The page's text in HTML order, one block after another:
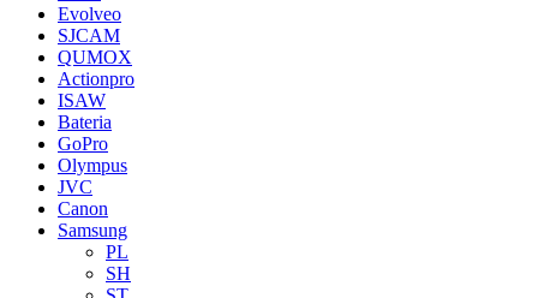
Evolveo
SJCAM
QUMOX
Actionpro
ISAW
Bateria
GoPro
Olympus
JVC
Canon
Samsung
PL
SH